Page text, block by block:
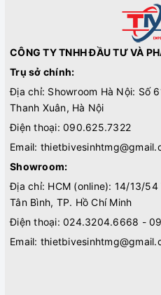
CÔNG TY TNHH ĐẦU TƯ VÀ
Trụ sở chính:
Địa chỉ: Showroom Hà Nội: Số
Thanh Xuân, Hà Nội
Điện thoại: 090.625.7322
Email:
Showroom:
Địa chỉ: HCM (online): 14/13/
Tân Bình, TP. Hồ Chí Minh
Điện thoại: 024.3204.6668 -
Email: